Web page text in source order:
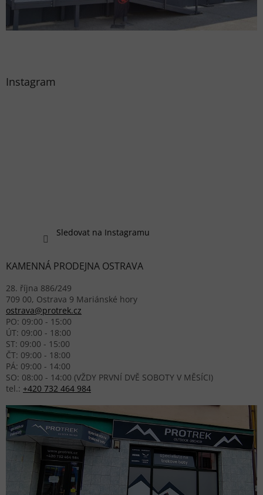
Instagram
Sledovat na Instagramu
KAMENNÁ PRODEJNA OSTRAVA
28. října 886/249
709 00, Ostrava 9 Mariánské hory
ostrava@protrek.cz
PO: 09:00 - 15:00
ÚT: 09:00 - 18:00
ST: 09:00 - 15:00
ČT: 09:00 - 18:00
PÁ: 09:00 - 14:00
SO: 08:00 - 14:00 (VŽDY PRVNÍ DVĚ SOBOTY V MĚSÍCI)
tel.: +420 732 464 984